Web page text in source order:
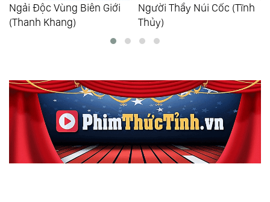
Ngải Độc Vùng Biên Giới
(Thanh Khang)
Người Thầy Núi Cốc (Tĩnh
Thủy)